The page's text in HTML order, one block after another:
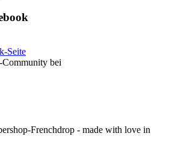
Seite
Community bei
Frenchdrop - made with love in